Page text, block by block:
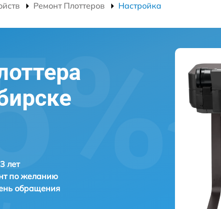
Ремонт Плоттеров Настройка
лет
по желанию
обращения